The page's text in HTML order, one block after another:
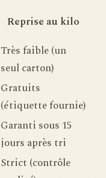
Reprise au kilo
Très faible (un
seul carton)
Gratuits
(étiquette fournie)
Garanti sous 15
jours après tri
Strict (contrôle